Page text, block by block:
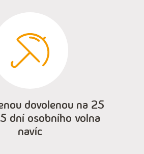
dovolenou na 25
dní osobního volna
navíc